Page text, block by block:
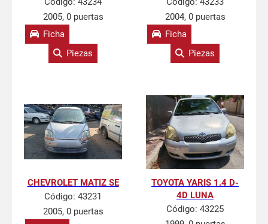
2005, 0 puertas
Ficha
Piezas
2004, 0 puertas
Ficha
Piezas
CHEVROLET MATIZ SE
Código: 43231
2005, 0 puertas
TOYOTA YARIS 1.4 D-
4D LUNA
Código: 43225